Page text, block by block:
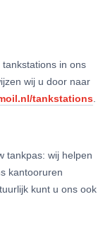
in ons
wij u door naar
tankstations
tankpas: wij helpen
kantooruren
kunt u ons ook